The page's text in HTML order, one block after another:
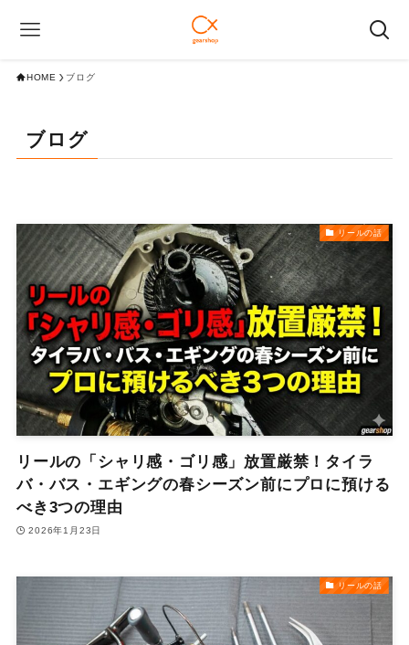
HOME ブログ
ブログ
リールの話
リールの「シャリ感・ゴリ感」放置厳禁！タイラ
バ・バス・エギングの春シーズン前にプロに預ける
べき3つの理由
2026年1月23日
リールの話